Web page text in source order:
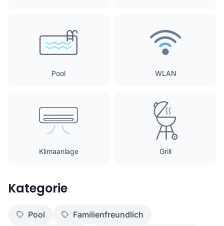
Pool WLAN
Klimaanlage Grill
Kategorie
Pool
Familienfreundlich